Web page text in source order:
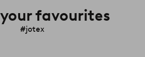
favourites
#jotex